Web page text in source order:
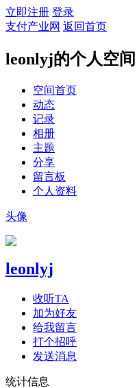
立即注册 登录
支付产业网 返回首页
leonlyj的个人空间
空间首页
动态
记录
相册
主题
分享
留言板
个人资料
头像
leonlyj
收听TA
加为好友
给我留言
打个招呼
发送消息
统计信息